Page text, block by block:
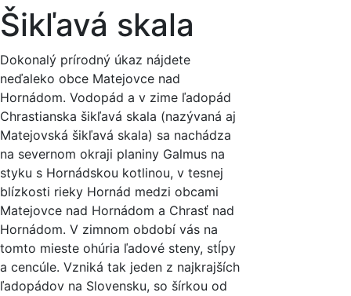
Šikľavá skala
Dokonalý prírodný úkaz nájdete
neďaleko obce Matejovce nad
Hornádom. Vodopád a v zime ľadopád
Chrastianska šikľavá skala (nazývaná aj
Matejovská šikľavá skala) sa nachádza
na severnom okraji planiny Galmus na
styku s Hornádskou kotlinou, v tesnej
blízkosti rieky Hornád medzi obcami
Matejovce nad Hornádom a Chrasť nad
Hornádom. V zimnom období vás na
tomto mieste ohúria ľadové steny, stĺpy
a cencúle. Vzniká tak jeden z najkrajších
ľadopádov na Slovensku, so šírkou od